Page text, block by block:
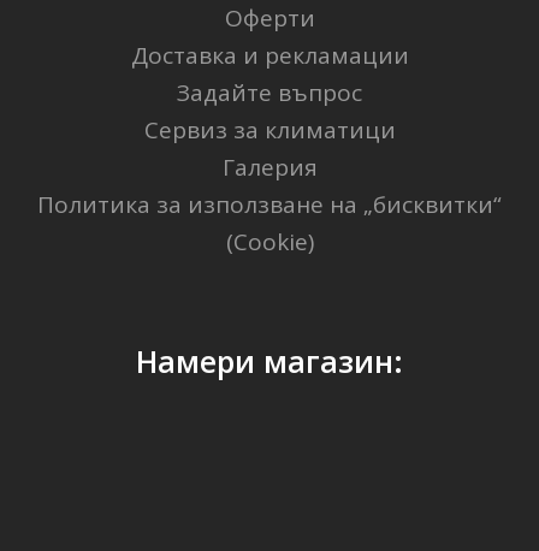
Оферти
Доставка и рекламации
Задайте въпрос
Сервиз за климатици
Галерия
Политика за използване на „бисквитки“
(Cookie)
Намери магазин: